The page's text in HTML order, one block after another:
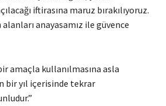
iftirasına maruz bırakılıyoruz.
anayasamız ile güvence
amaçla kullanılmasına asla
bir yıl içerisinde tekrar